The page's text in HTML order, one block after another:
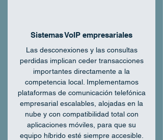
Sistemas VoIP empresariales
Las desconexiones y las consultas
perdidas implican ceder transacciones
importantes directamente a la
competencia local. Implementamos
plataformas de comunicación telefónica
empresarial escalables, alojadas en la
nube y con compatibilidad total con
aplicaciones móviles, para que su
equipo híbrido esté siempre accesible.